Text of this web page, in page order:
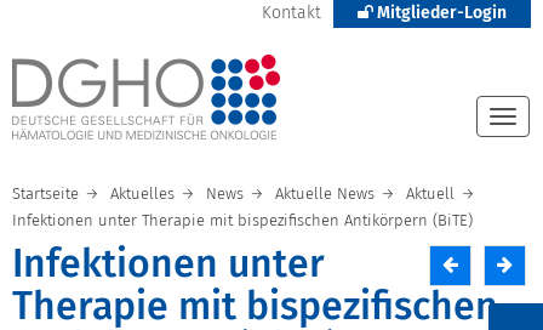
Kontakt Mitglieder-Login
Startseite Aktuelles News Aktuelle News
Aktuell
Infektionen unter Therapie mit bispezifischen Antikörpern (BiTE)
Infektionen unter
Therapie mit bispezifischen